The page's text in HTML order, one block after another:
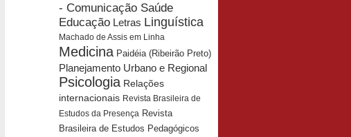
- Comunicação Saúde
Educação Letras Linguística
Machado de Assis em Linha
Medicina Paidéia (Ribeirão Preto)
Planejamento Urbano e Regional
Psicologia Relações
internacionais Revista Brasileira de
Estudos da Presença Revista
Brasileira de Estudos Pedagógicos